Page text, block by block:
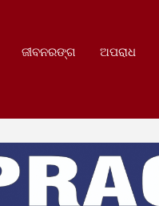
ଜୀବନରଙ୍ଗ ଅପରାଧ